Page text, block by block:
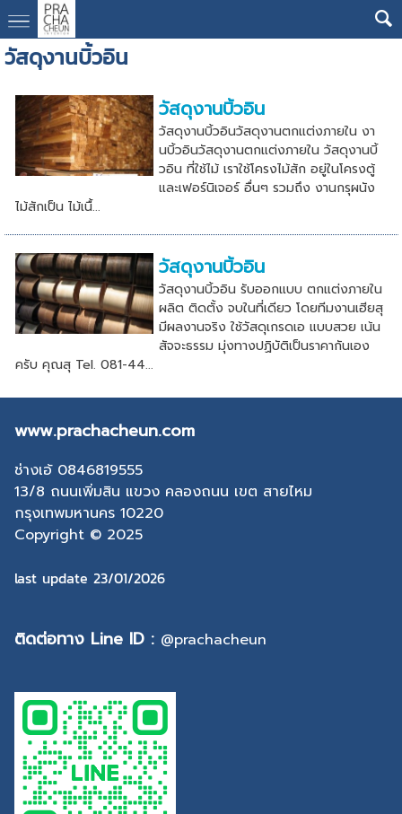
วัสดุงานบิ้วอิน
วัสดุงานบิ้วอิน
วัสดุงานบิ้วอินวัสดุงานตกแต่งภายใน งา
นบิ้วอินวัสดุงานตกแต่งภายใน วัสดุงานบิ้
วอิน ที่ใช้ไม้ เราใช้โครงไม้สัก อยู่ในโครงตู้
และเฟอร์นิเจอร์ อื่นๆ รวมถึง งานกรุผนัง
ไม้สักเป็น ไม้เนื้...
วัสดุงานบิ้วอิน
วัสดุงานบิ้วอิน รับออกแบบ ตกแต่งภายใน
ผลิต ติดตั้ง จบในที่เดียว โดยทีมงานเฮียสุ
มีผลงานจริง ใช้วัสดุเกรดเอ แบบสวย เน้น
สัจจะธรรม มุ่งทางปฏิบัติเป็นราคากันเอง
ครับ คุณสุ Tel. 081-44...
www.prachacheun.com
ช่างเอ้ 0846819555
13/8 ถนนเพิ่มสิน แขวง คลองถนน เขต สายไหม
กรุงเทพมหานคร 10220
Copyright © 2025
last update 23/01/2026
ติดต่อทาง Line ID : @prachacheun